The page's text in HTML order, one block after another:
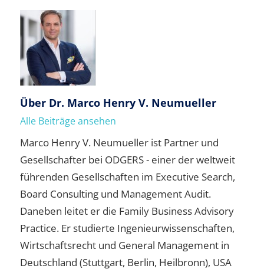
Über Dr. Marco Henry V. Neumueller
Alle Beiträge ansehen
Marco Henry V. Neumueller ist Partner und
Gesellschafter bei ODGERS - einer der weltweit
führenden Gesellschaften im Executive Search,
Board Consulting und Management Audit.
Daneben leitet er die Family Business Advisory
Practice. Er studierte Ingenieurwissenschaften,
Wirtschaftsrecht und General Management in
Deutschland (Stuttgart, Berlin, Heilbronn), USA